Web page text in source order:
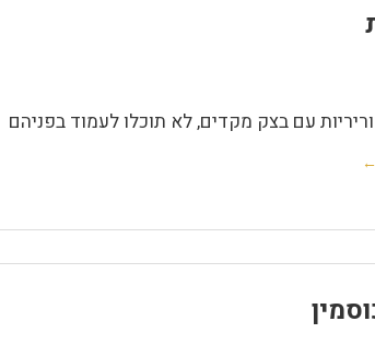
עם בצק מקדים, לא תוכלו לעמוד בפניהם